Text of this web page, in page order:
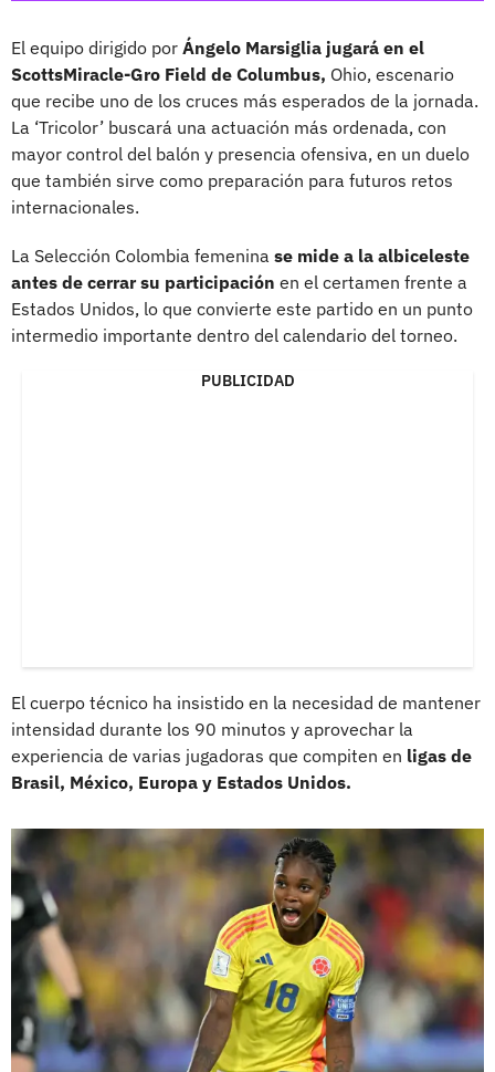
El equipo dirigido por Ángelo Marsiglia jugará en el
ScottsMiracle-Gro Field de Columbus, Ohio, escenario
que recibe uno de los cruces más esperados de la jornada.
La ‘Tricolor’ buscará una actuación más ordenada, con
mayor control del balón y presencia ofensiva, en un duelo
que también sirve como preparación para futuros retos
internacionales.
La Selección Colombia femenina se mide a la albiceleste
antes de cerrar su participación en el certamen frente a
Estados Unidos, lo que convierte este partido en un punto
intermedio importante dentro del calendario del torneo.
PUBLICIDAD
El cuerpo técnico ha insistido en la necesidad de mantener
intensidad durante los 90 minutos y aprovechar la
experiencia de varias jugadoras que compiten en ligas de
Brasil, México, Europa y Estados Unidos.